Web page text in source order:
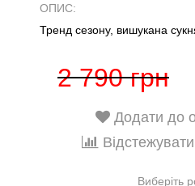
ОПИС:
Тренд сезону, вишукана
2 790 грн
Додати до
Виберіть